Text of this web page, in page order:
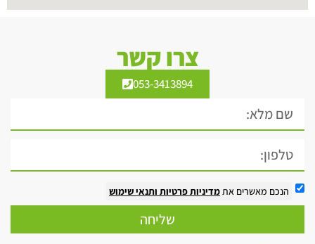
צרו קשר
053-3413894
הנכם מאשרים אתמדיניות פרטיות ותנאי שימוש
שליחה